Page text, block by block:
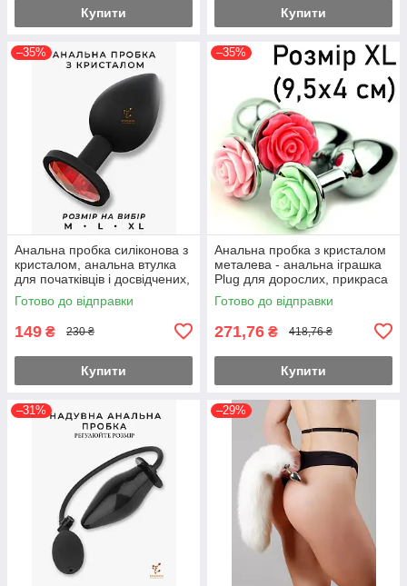
Купити Купити
–35%
Анальна пробка силіконова з
кристалом, анальна втулка
для початківців і досвідчених,
різні розміри
Готово до відправки
149 ₴ 230 ₴
Купити
–35%
Анальна пробка з кристалом
металева - анальна іграшка
Plug для дорослих, прикраса
фетиш для анальних ігор,
розмір XL (9,5х4 см)
Готово до відправки
271,76 ₴ 418,76 ₴
Купити
–31% –29%